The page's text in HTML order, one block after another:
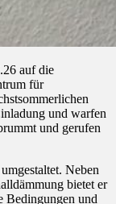
auf die
für
und warfen
und gerufen
Neben
bietet er
Bedingungen und